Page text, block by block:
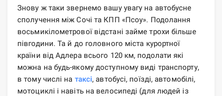
Знову ж таки звернемо вашу увагу на автобусне
сполучення між Сочі та КПП «Псоу». Подолання
восьмикілометрової відстані займе трохи більше
півгодини. Та й до головного міста курортної
країни від Адлера всього 120 км, подолати які
можна на будь-якому доступному виді транспорту,
в тому числі на таксі, автобусі, поїзді, автомобілі,
мотоциклі і навіть на велосипеді (для людей із